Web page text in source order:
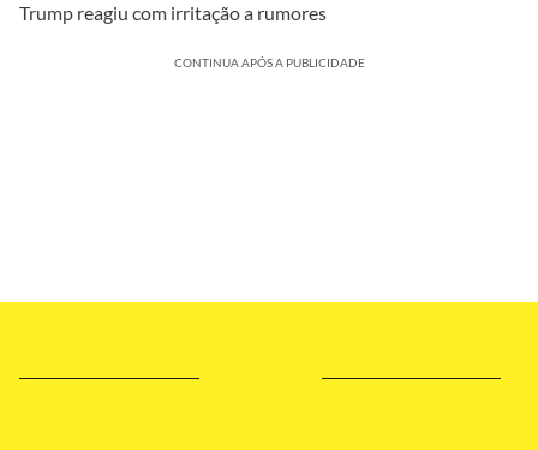
Trump reagiu com irritação a rumores
CONTINUA APÓS A PUBLICIDADE